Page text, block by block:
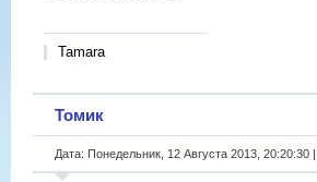
Tamara
Томик
Дата: Понедельник, 12 Августа 2013,